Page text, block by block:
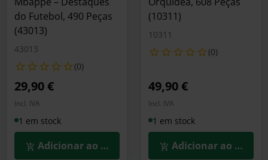
do Futebol, 490 Peças
(43013)
43013
(0)
29,90 €
Incl. IVA
1 em stock
Adicionar ao Carrinho
(10311)
10311
(0)
49,90 €
Incl. IVA
1 em stock
Adicionar ao